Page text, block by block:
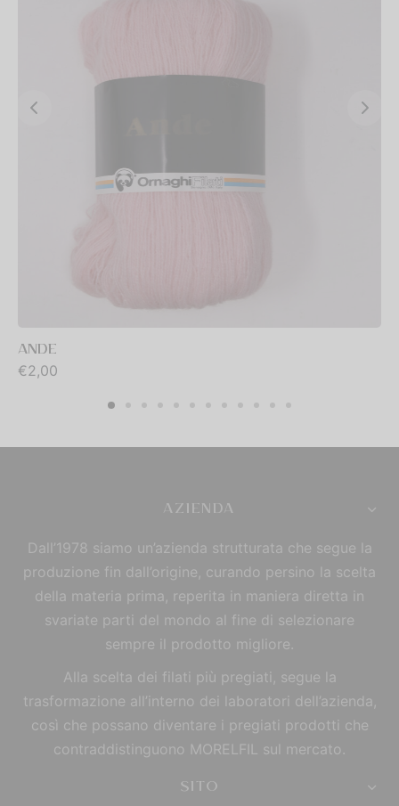
ANDE
€2,00
AZIENDA
Dall’1978 siamo un’azienda strutturata che segue la
produzione fin dall’origine, curando persino la scelta
della materia prima, reperita in maniera diretta in
svariate parti del mondo al fine di selezionare
sempre il prodotto migliore.
Alla scelta dei filati più pregiati, segue la
trasformazione all’interno dei laboratori dell’azienda,
così che possano diventare i pregiati prodotti che
contraddistinguono MORELFIL sul mercato.
SITO